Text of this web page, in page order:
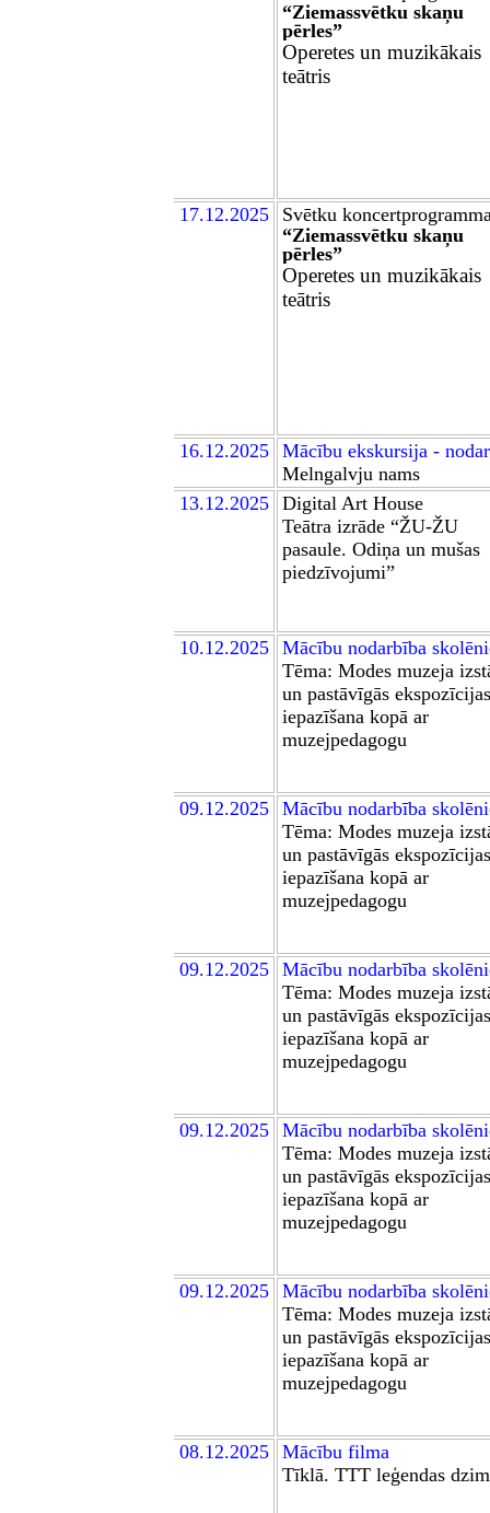
“Ziemassvētku skaņu
pērles”
Operetes un muzikākais
teātris
17.12.2025
Svētku
“Ziemassvētku skaņu
pērles”
Operetes un muzikākais
teātris
16.12.2025
Mācību ekskursija -
Melngalvju nams
13.12.2025
Digital Art House
Teātra izrāde “ŽU-ŽU
pasaule. Odiņa un mušas
piedzīvojumi”
10.12.2025
Mācību nodarbība
Tēma: Modes muzeja
un pastāvīgās ekspozīcijas
iepazīšana kopā ar
muzejpedagogu
09.12.2025
Mācību nodarbība
Tēma: Modes muzeja
un pastāvīgās ekspozīcijas
iepazīšana kopā ar
muzejpedagogu
09.12.2025
Mācību nodarbība
Tēma: Modes muzeja
un pastāvīgās ekspozīcijas
iepazīšana kopā ar
muzejpedagogu
09.12.2025
Mācību nodarbība
Tēma: Modes muzeja
un pastāvīgās ekspozīcijas
iepazīšana kopā ar
muzejpedagogu
09.12.2025
Mācību nodarbība
Tēma: Modes muzeja
un pastāvīgās ekspozīcijas
iepazīšana kopā ar
muzejpedagogu
08.12.2025 Mācību filma
Tīklā. TTT leģendas